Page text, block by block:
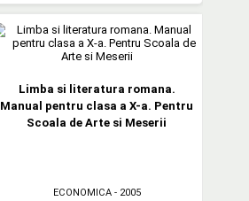
Limba si literatura romana.
Manual pentru clasa a X-a. Pentru
Scoala de Arte si Meserii
ECONOMICA- 2005